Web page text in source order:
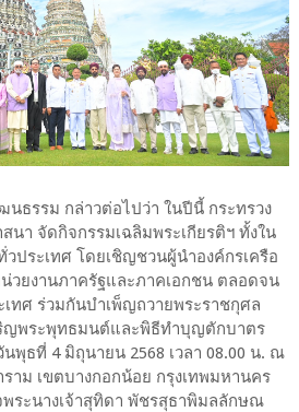
นธรรม กล่าวต่อไปว่า ในปีนี้ กระทรวง
นา จัดกิจกรรมเฉลิมพระเกียรติฯ ทั้งใน
ประเทศ โดยเชิญชวนผู้นำองค์กรเครือ
วยงานภาครัฐและภาคเอกชน ตลอดจน
ทศ ร่วมกันบำเพ็ญถวายพระราชกุศล
ญพระพุทธมนต์และพิธีทำบุญตักบาตร
พุธที่ 4 มิถุนายน 2568 เวลา 08.00 น. ณ
าม เขตบางกอกน้อย กรุงเทพมหานคร
พระนางเจ้าสุทิดา พัชรสุธาพิมลลักษณ